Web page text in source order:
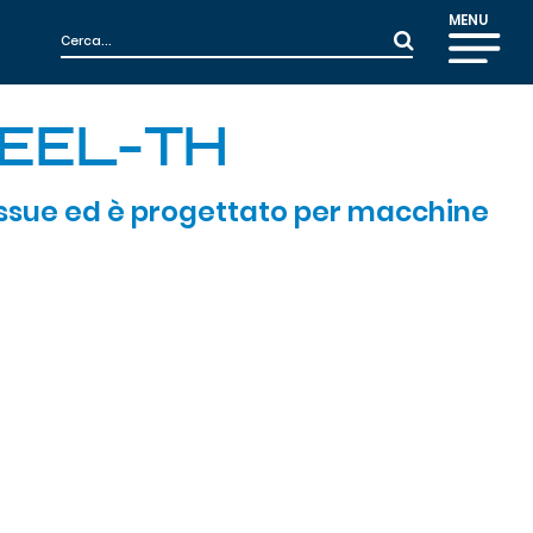
MENU
TH
ed è progettato per macchine